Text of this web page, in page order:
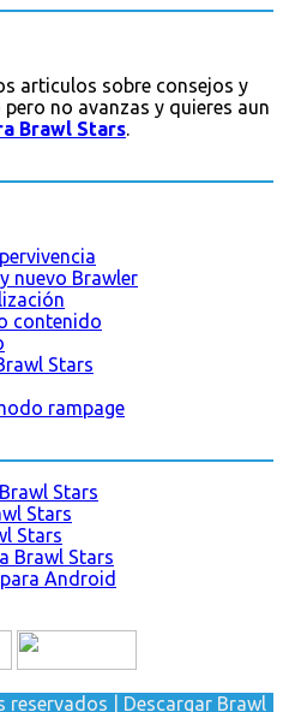
articulos sobre consejos y
no avanzas y quieres aun
Brawl Stars.
nuevo Brawler
contenido
Stars
rampage
Stars
Stars
Stars
Brawl Stars
Android
reservados | Descargar Brawl